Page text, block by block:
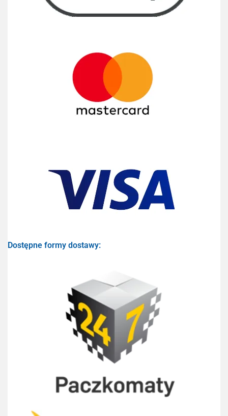
Dostępne formy dostawy: